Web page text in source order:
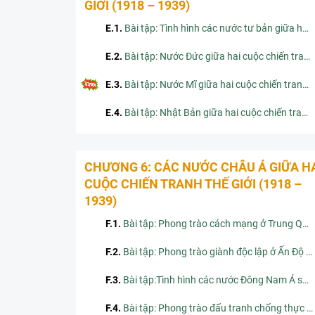
GIỚI (1918 – 1939)
E.1. Bài tập: Tình hình các nước tư bản giữa hai cuộc chiến tranh thế giới (1918 – 1939)
E.2. Bài tập: Nước Đức giữa hai cuộc chiến tranh thế giới (1918 – 1939)
E.3. Bài tập: Nước Mĩ giữa hai cuộc chiến tranh thế giới (1918 – 1939)
E.4. Bài tập: Nhật Bản giữa hai cuộc chiến tranh thế giới (1918 – 1939)
CHƯƠNG 6: CÁC NƯỚC CHÂU Á GIỮA
CUỘC CHIẾN TRANH THẾ GIỚI (1918 –
1939)
F.1. Bài tập: Phong trào cách mạng ở Trung Quốc (1919 – 1939)
F.2. Bài tập: Phong trào giành độc lập ở Ấn Độ (1918 – 1939)
F.3. Bài tập:Tình hình các nước Đông Nam Á sau Chiến tranh thế giới thứ nhất
F.4. Bài tập: Phong trào đấu tranh chống thực dân Pháp ở Lào và Campuchia